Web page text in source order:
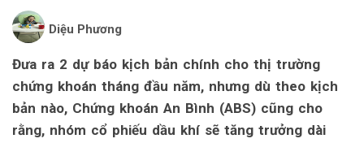
Diệu Phương
Đưa ra 2 dự báo kịch bản chính cho thị trường
chứng khoán tháng đầu năm, nhưng dù theo kịch
bản nào, Chứng khoán An Bình (ABS) cũng cho
rằng, nhóm cổ phiếu dầu khí sẽ tăng trưởng dài